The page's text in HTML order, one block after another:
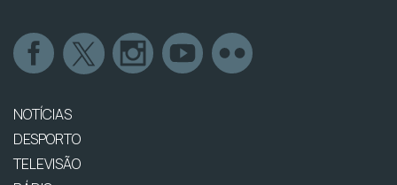
NOTÍCIAS
DESPORTO
TELEVISÃO